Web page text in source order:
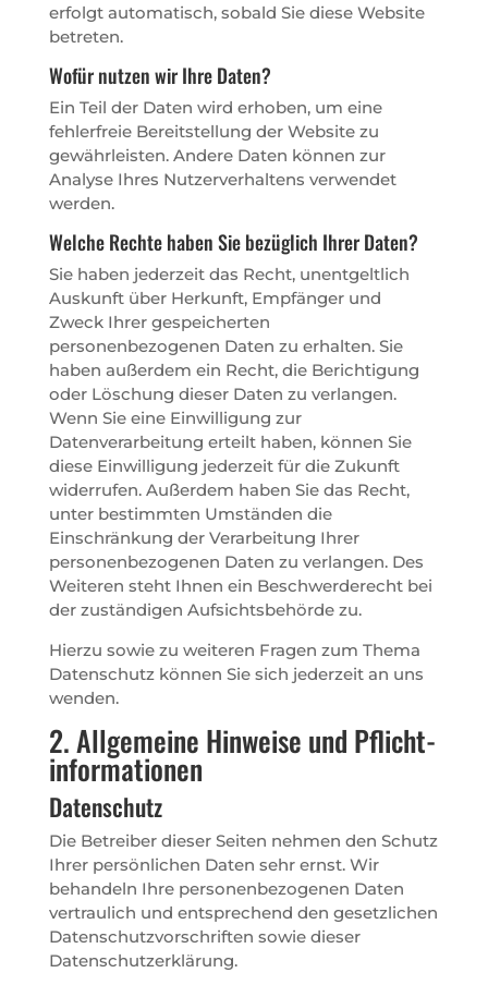
erfolgt automatisch, sobald Sie diese Website
betreten.
Wofür nutzen wir Ihre Daten?
Ein Teil der Daten wird erhoben, um eine
fehlerfreie Bereitstellung der Website zu
gewährleisten. Andere Daten können zur
Analyse Ihres Nutzerverhaltens verwendet
werden.
Welche Rechte haben Sie bezüglich Ihrer Daten?
Sie haben jederzeit das Recht, unentgeltlich
Auskunft über Herkunft, Empfänger und
Zweck Ihrer gespeicherten
personenbezogenen Daten zu erhalten. Sie
haben außerdem ein Recht, die Berichtigung
oder Löschung dieser Daten zu verlangen.
Wenn Sie eine Einwilligung zur
Datenverarbeitung erteilt haben, können Sie
diese Einwilligung jederzeit für die Zukunft
widerrufen. Außerdem haben Sie das Recht,
unter bestimmten Umständen die
Einschränkung der Verarbeitung Ihrer
personenbezogenen Daten zu verlangen. Des
Weiteren steht Ihnen ein Beschwerderecht bei
der zuständigen Aufsichtsbehörde zu.
Hierzu sowie zu weiteren Fragen zum Thema
Datenschutz können Sie sich jederzeit an uns
wenden.
2. Allgemeine Hinweise und Pflicht­
informationen
Datenschutz
Die Betreiber dieser Seiten nehmen den Schutz
Ihrer persönlichen Daten sehr ernst. Wir
behandeln Ihre personenbezogenen Daten
vertraulich und entsprechend den gesetzlichen
Datenschutzvorschriften sowie dieser
Datenschutzerklärung.